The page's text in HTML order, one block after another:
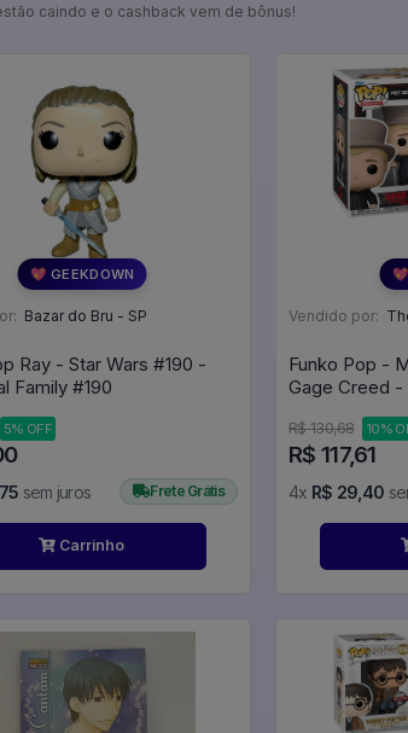
caindo e o cashback vem de bônus!
💖 GEEKDOWN
Bazar do Bru - SP
Ray - Star Wars #190 -
The Royal Family #190
5% OFF
sem juros Frete Grátis
Carrinho
Vendido por:
Funko Pop -
R$ 130,68 10%
R$ 117,61
4x R$ 29,40